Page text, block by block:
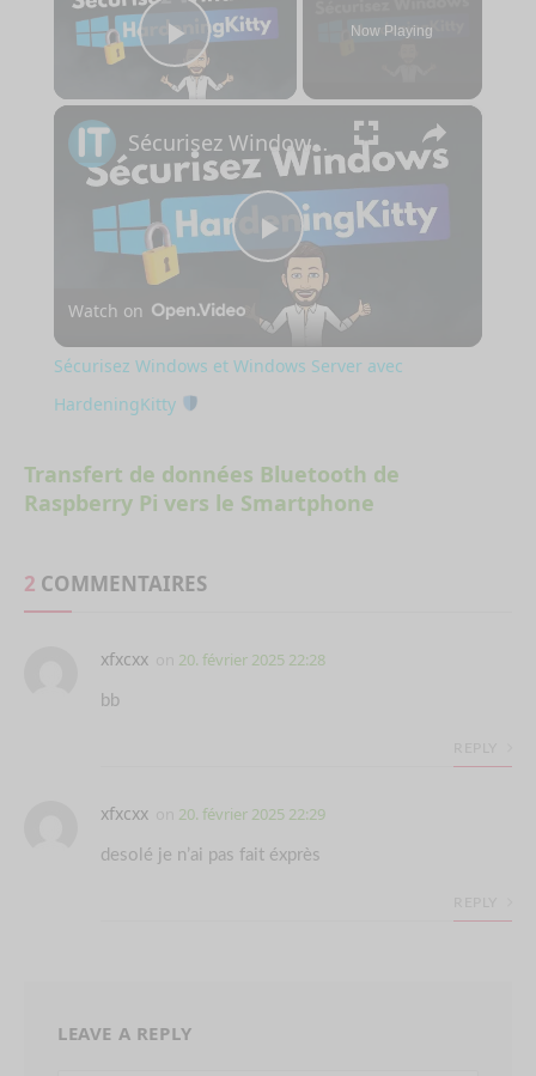
Play Video
Now Playing
×
Play
Video
Sécurisez Windows et Windows Server avec HardeningKitty
Watch on
Sécurisez Windows et Windows Server avec
HardeningKitty
Transfert de données Bluetooth de
Raspberry Pi vers le Smartphone
2 COMMENTAIRES
xfxcxx 20. février 2025 22:28
bb
xfxcxx 20. février 2025 22:29
desolé je n’ai pas fait éxprès
LEAVE A REPLY